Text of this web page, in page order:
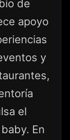
de
apoyo
y
el
En